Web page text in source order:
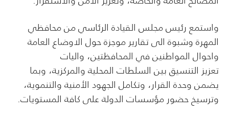
واستمع رئيس مجلس القيادة الرئاسي من محافظي
المهرة وشبوة الى تقارير موجزة حول الاوضاع العامة
واحوال المواطنين في المحافظتين، واليات
تعزيز التنسيق بين السلطات المحلية والمركزية، وبما
يضمن وحدة القرار، وتكامل الجهود الأمنية والتنموية،
وترسيخ حضور مؤسسات الدولة على كافة المستويات.